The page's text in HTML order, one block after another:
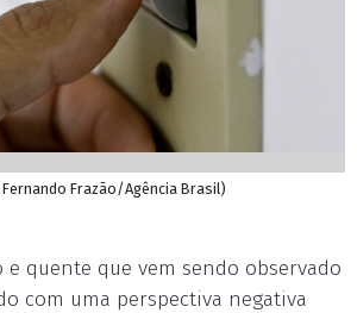
Frazão/Agência Brasil)
e quente que vem sendo observado
com uma perspectiva negativa